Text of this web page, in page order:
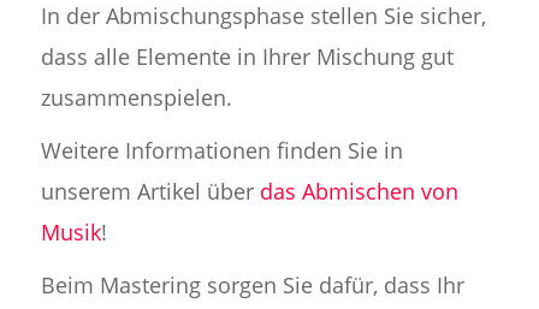
In der Abmischungsphase stellen Sie sicher,
dass alle Elemente in Ihrer Mischung gut
zusammenspielen.
Weitere Informationen finden Sie in
unserem Artikel über das Abmischen von
Musik!
Beim Mastering sorgen Sie dafür, dass Ihr